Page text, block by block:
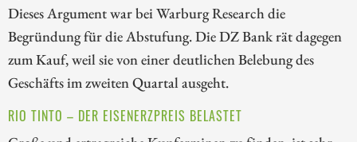
Dieses Argument war bei Warburg Research die
Begründung für die Abstufung. Die DZ Bank rät dagegen
zum Kauf, weil sie von einer deutlichen Belebung des
Geschäfts im zweiten Quartal ausgeht.
RIO TINTO – DER EISENERZPREIS BELASTET